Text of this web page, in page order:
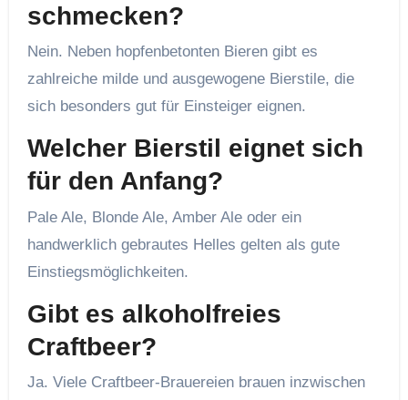
schmecken?
Nein. Neben hopfenbetonten Bieren gibt es
zahlreiche milde und ausgewogene Bierstile, die
sich besonders gut für Einsteiger eignen.
Welcher Bierstil eignet sich
für den Anfang?
Pale Ale, Blonde Ale, Amber Ale oder ein
handwerklich gebrautes Helles gelten als gute
Einstiegsmöglichkeiten.
Gibt es alkoholfreies
Craftbeer?
Ja. Viele Craftbeer-Brauereien brauen inzwischen